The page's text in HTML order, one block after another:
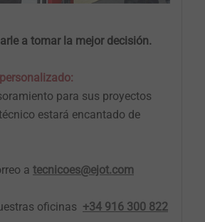
a tomar la mejor decisión.
para sus proyectos
estará encantado de
a tecnicoes@ejot.com
oficinas +34 916 300 822